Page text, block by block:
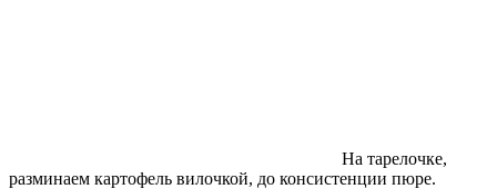
На тарелочке,
разминаем картофель вилочкой, до консистенции пюре.